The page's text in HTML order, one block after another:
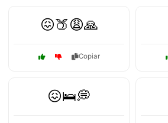
😖🍑😩🙏
Copiar
😖🛌💭